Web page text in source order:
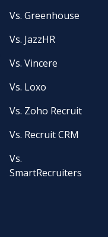
Vs. Greenhouse
Vs. JazzHR
Vs. Vincere
Vs. Loxo
Vs. Zoho Recruit
Vs. Recruit CRM
Vs.
SmartRecruiters